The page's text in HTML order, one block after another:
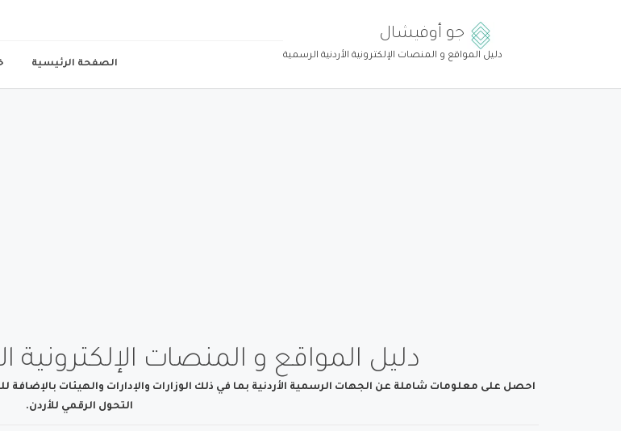
جو أوفيشال
دليل المواقع و المنصات الإلكترونية الأردنية الرسمية
الصفحة الرئيسية
دليل المواقع و المنصات الإلكترونية
احصل على معلومات شاملة عن الجهات الرسمية الأردنية بما في ذلك الوزارات والإدارات والهيئات
التحول الرقمي للأردن.